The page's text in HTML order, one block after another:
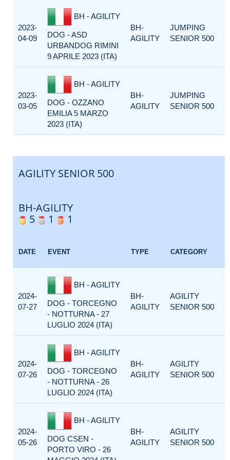
2023-
04-09
BH - AGILITY
DOG - ASD
URBANDOG RIMINI
9 APRILE 2023 (ITA)
BH-
AGILITY
JUMPING
SENIOR 500
2023-
03-05
BH - AGILITY
DOG - OZZANO
EMILIA 5 MARZO
2023 (ITA)
BH-
AGILITY
JUMPING
SENIOR 500
AGILITY SENIOR 500
BH-AGILITY
5
1 1
DATE EVENT TYPE CATEGORY
2024-
07-27
BH - AGILITY
DOG - TORCEGNO
- NOTTURNA - 27
LUGLIO 2024 (ITA)
BH-
AGILITY
AGILITY
SENIOR 500
2024-
07-26
BH - AGILITY
DOG - TORCEGNO
- NOTTURNA - 26
LUGLIO 2024 (ITA)
BH-
AGILITY
AGILITY
SENIOR 500
2024-
05-26
BH - AGILITY
DOG CSEN -
PORTO VIRO - 26
BH-
AGILITY
AGILITY
SENIOR 500